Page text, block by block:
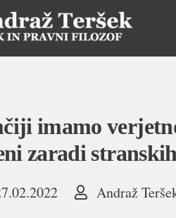
imamo
zaradi
Andraž